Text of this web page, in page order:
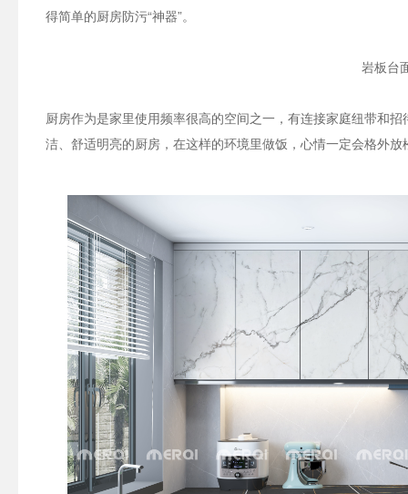
得简单的厨房防污“神器”。
岩板台
厨房作为是家里使用频率很高的空间之一，有连接家庭纽带和
洁、舒适明亮的厨房，在这样的环境里做饭，心情一定会格外放